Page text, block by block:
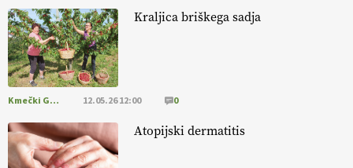
EKOloško = logično: VLOG Okus je
pomembnejši od izgleda
EKOloško = logično: ekološka kmetija PR'
RAKARI
Kraljica briškega sadja
Kmečki Glas 12.05.26 12:00 0
Atopijski dermatitis